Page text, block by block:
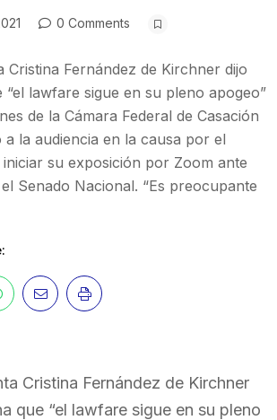
0 Comments
Cristina Fernández de Kirchner dijo
“el lawfare sigue en su pleno apogeo”
de la Cámara Federal de Casación
la audiencia en la causa por el
iniciar su exposición por Zoom ante
Senado Nacional. “Es preocupante
Cristina Fernández de Kirchner
que “el lawfare sigue en su pleno